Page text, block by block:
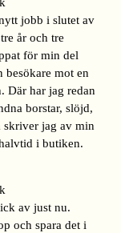
jobb i slutet av
år och tre
för min del
besökare mot en
Där har jag redan
borstar, slöjd,
skriver jag av min
i butiken.
av just nu.
och spara det i